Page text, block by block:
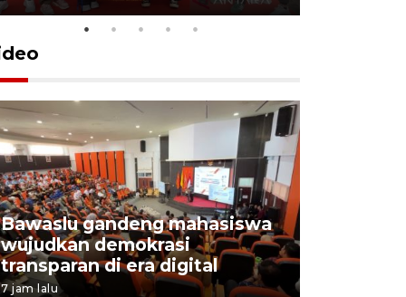
Bawaslu gandeng mahasiswa
wujudkan demokrasi
transparan di era digital
7 jam lalu